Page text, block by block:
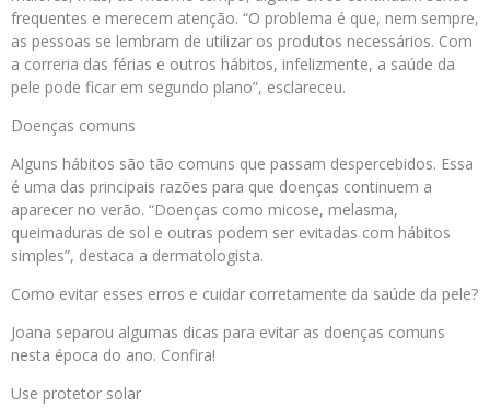
frequentes e merecem atenção. “O problema é que, nem sempre,
as pessoas se lembram de utilizar os produtos necessários. Com
a correria das férias e outros hábitos, infelizmente, a saúde da
pele pode ficar em segundo plano”, esclareceu.
Doenças comuns
Alguns hábitos são tão comuns que passam despercebidos. Essa
é uma das principais razões para que doenças continuem a
aparecer no verão. “Doenças como micose, melasma,
queimaduras de sol e outras podem ser evitadas com hábitos
simples”, destaca a dermatologista.
Como evitar esses erros e cuidar corretamente da saúde da pele?
Joana separou algumas dicas para evitar as doenças comuns
nesta época do ano. Confira!
Use protetor solar